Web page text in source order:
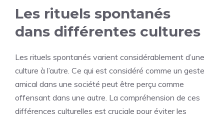
Les rituels spontanés
dans différentes cultures
Les rituels spontanés varient considérablement d’une
culture à l’autre. Ce qui est considéré comme un geste
amical dans une société peut être perçu comme
offensant dans une autre. La compréhension de ces
différences culturelles est cruciale pour éviter les